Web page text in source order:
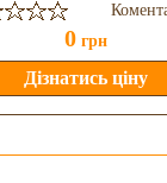
0 грн